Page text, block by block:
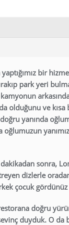
bir
park yeri
olduğunu ve kısa
yanında
sonra,
dizlerle oradan
çocuk
doğru
duyduk. O da